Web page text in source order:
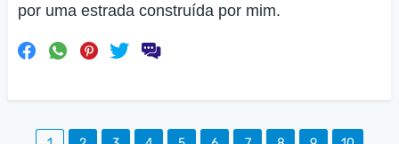
por uma estrada construída por mim.